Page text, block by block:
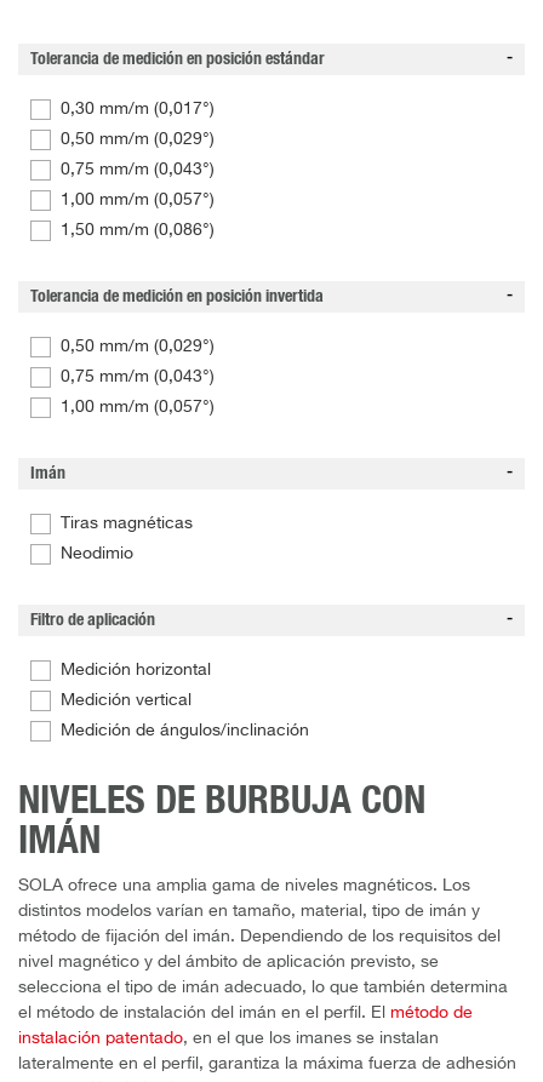
Tolerancia de medición en posición estándar
0,30 mm/m (0,017°)
0,50 mm/m (0,029°)
0,75 mm/m (0,043°)
1,00 mm/m (0,057°)
1,50 mm/m (0,086°)
Tolerancia de medición en posición invertida
0,50 mm/m (0,029°)
0,75 mm/m (0,043°)
1,00 mm/m (0,057°)
Imán
Tiras magnéticas
Neodimio
Filtro de aplicación
Medición horizontal
Medición vertical
Medición de ángulos/inclinación
NIVELES DE BURBUJA CON
IMÁN
SOLA ofrece una amplia gama de niveles magnéticos. Los
distintos modelos varían en tamaño, material, tipo de imán y
método de fijación del imán. Dependiendo de los requisitos del
nivel magnético y del ámbito de aplicación previsto, se
selecciona el tipo de imán adecuado, lo que también determina
el método de instalación del imán en el perfil. El método de
instalación patentado, en el que los imanes se instalan
lateralmente en el perfil, garantiza la máxima fuerza de adhesión